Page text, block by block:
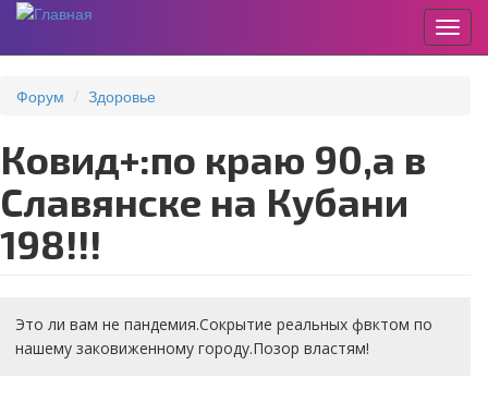
основному
Форум Здоровье
Ковид+:по краю 90,а в
Славянске на Кубани
198!!!
Это ли вам не пандемия.Сокрытие реальных фвктом по
нашему заковиженному городу.Позор властям!